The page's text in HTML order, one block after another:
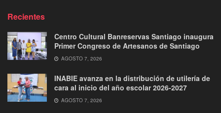
Recientes
Centro Cultural Banreservas Santiago inaugura
Primer Congreso de Artesanos de Santiago
AGOSTO 7, 2026
INABIE avanza en la distribución de utilería de
cara al inicio del año escolar 2026-2027
AGOSTO 7, 2026